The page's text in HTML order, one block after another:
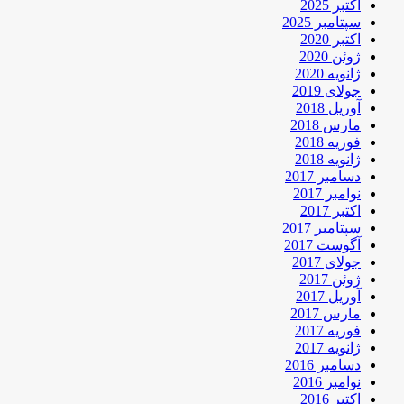
اکتبر 2025
سپتامبر 2025
اکتبر 2020
ژوئن 2020
ژانویه 2020
جولای 2019
آوریل 2018
مارس 2018
فوریه 2018
ژانویه 2018
دسامبر 2017
نوامبر 2017
اکتبر 2017
سپتامبر 2017
آگوست 2017
جولای 2017
ژوئن 2017
آوریل 2017
مارس 2017
فوریه 2017
ژانویه 2017
دسامبر 2016
نوامبر 2016
اکتبر 2016